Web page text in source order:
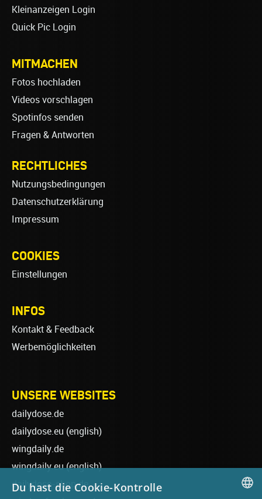
Kleinanzeigen Login
Quick Pic Login
MITMACHEN
Fotos hochladen
Videos vorschlagen
Spotinfos senden
Fragen & Antworten
RECHTLICHES
Nutzungsbedingungen
Datenschutzerklärung
Impressum
COOKIES
Einstellungen
INFOS
Kontakt & Feedback
Werbemöglichkeiten
UNSERE WEBSITES
dailydose.de
dailydose.eu (english)
wingdaily.de
wingdaily.eu(english)
dailydose-shop.de
Du hast die Cookie-Kontrolle